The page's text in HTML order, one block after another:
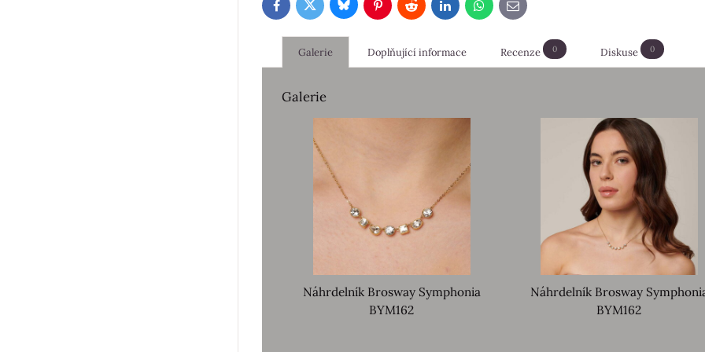
FacebookTwitterBlueskyPinterestRedditLinkedInWhatsApp
E-
mail
Galerie Doplňující informace Recenze 0 Diskuse 0
Galerie
Náhrdelník Brosway Symphonia
BYM162
Náhrdelník Brosway
BYM162